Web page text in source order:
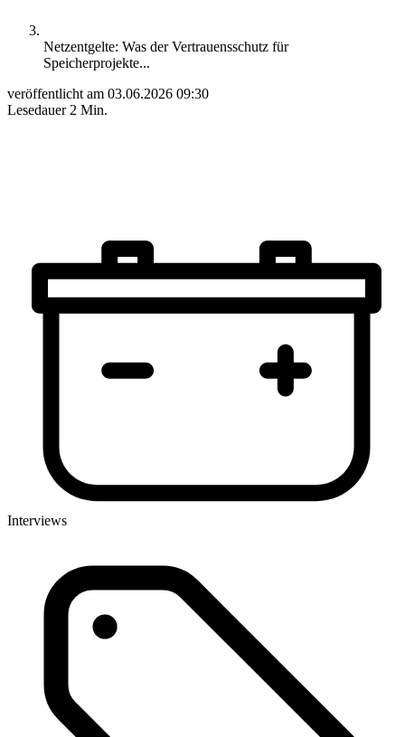
Netzentgelte: Was der Vertrauensschutz für
Speicherprojekte...
veröffentlicht am 03.06.2026 09:30
Lesedauer 2 Min.
Interviews